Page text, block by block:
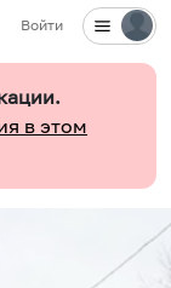
Войти
в этом